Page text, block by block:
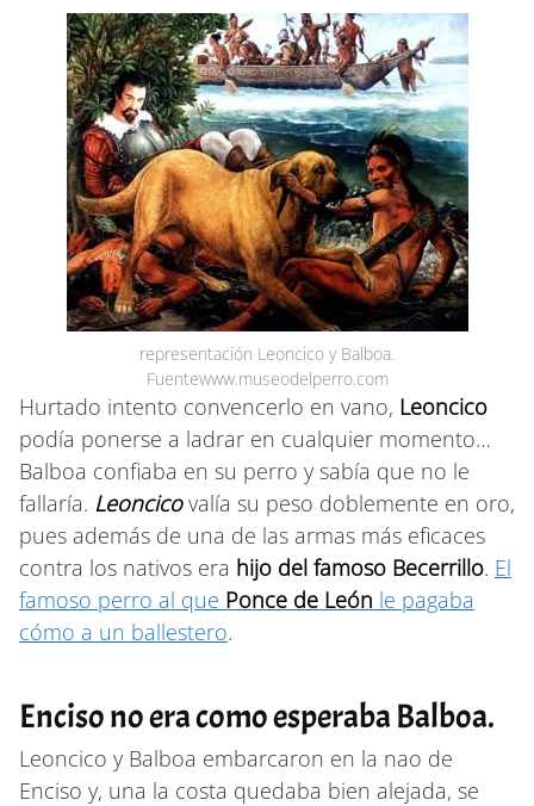
representación Leoncico y Balboa.
Fuentewww.museodelperro.com
Hurtado intento convencerlo en vano, Leoncico
podía ponerse a ladrar en cualquier momento…
Balboa confiaba en su perro y sabía que no le
fallaría. Leoncico valía su peso doblemente en oro,
pues además de una de las armas más eficaces
contra los nativos era hijo del famoso Becerrillo. El
famoso perro al que Ponce de León le pagaba
cómo a un ballestero.
Enciso no era como esperaba Balboa.
Leoncico y Balboa embarcaron en la nao de
Enciso y, una la costa quedaba bien alejada, se